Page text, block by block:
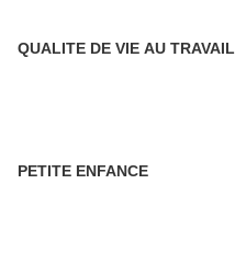
QUALITE DE VIE AU TRAVAIL
PETITE ENFANCE